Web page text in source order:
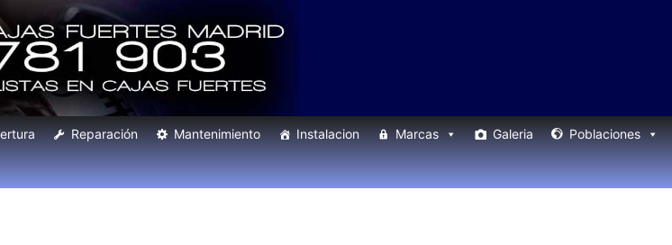
Reparación Mantenimiento Instalacion Marcas Galeria Poblaciones